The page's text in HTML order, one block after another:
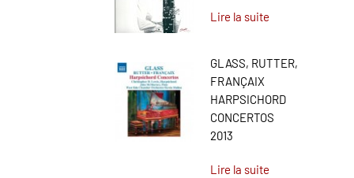
Lire la suite
GLASS, RUTTER,
FRANÇAIX
HARPSICHORD
CONCERTOS
2013
Lire la suite